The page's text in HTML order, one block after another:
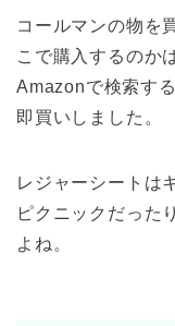
コールマンの物を
こで購入するのか
Amazonで検索す
即買いしました。
レジャーシートは
ピクニックだった
よね。